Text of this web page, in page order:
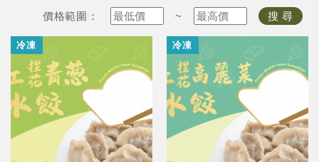
價格範圍：
~ 搜 尋
冷凍 冷凍